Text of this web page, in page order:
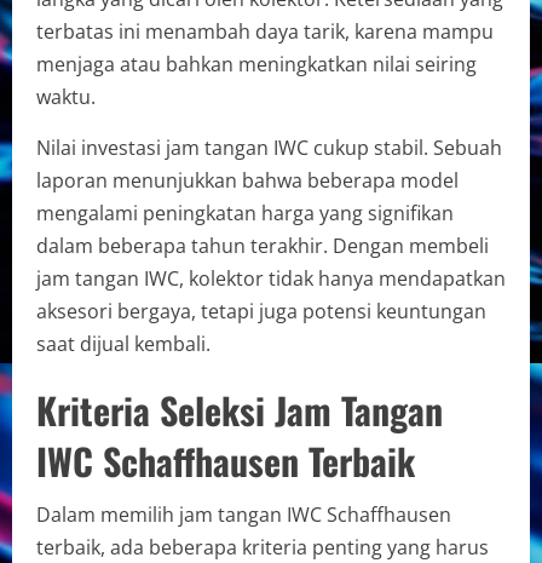
terbatas ini menambah daya tarik, karena mampu
menjaga atau bahkan meningkatkan nilai seiring
waktu.
Nilai investasi jam tangan IWC cukup stabil. Sebuah
laporan menunjukkan bahwa beberapa model
mengalami peningkatan harga yang signifikan
dalam beberapa tahun terakhir. Dengan membeli
jam tangan IWC, kolektor tidak hanya mendapatkan
aksesori bergaya, tetapi juga potensi keuntungan
saat dijual kembali.
Kriteria Seleksi Jam Tangan
IWC Schaffhausen Terbaik
Dalam memilih jam tangan IWC Schaffhausen
terbaik, ada beberapa kriteria penting yang harus